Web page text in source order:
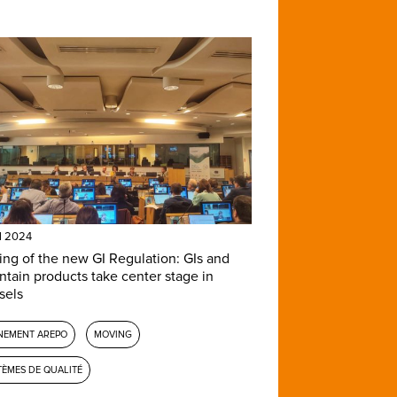
2024
of the new GI Regulation: GIs and
products take center stage in
AREPO MOVING
DE QUALITÉ